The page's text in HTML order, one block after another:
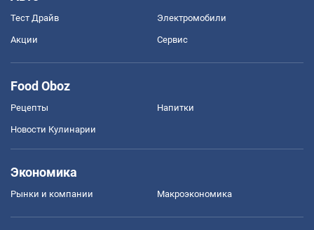
Тест Драйв Электромобили
Акции Сервис
Food Oboz
Рецепты Напитки
Новости Кулинарии
Экономика
Рынки и компании Mакроэкономика